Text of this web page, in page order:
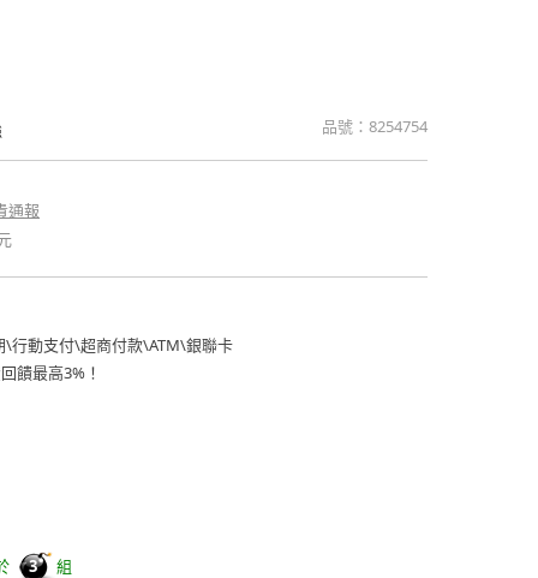
品號： 8254754
通報
\行動支付\超商付款\ATM\銀聯卡
饋最高3%！
3
組